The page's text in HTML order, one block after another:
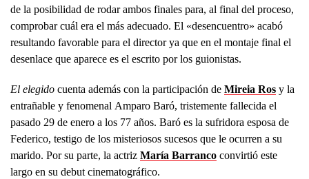
de la posibilidad de rodar ambos finales para, al final del proceso,
comprobar cuál era el más adecuado. El «desencuentro» acabó
resultando favorable para el director ya que en el montaje final el
desenlace que aparece es el escrito por los guionistas.
El elegido cuenta además con la participación de Mireia Ros y la
entrañable y fenomenal Amparo Baró, tristemente fallecida el
pasado 29 de enero a los 77 años. Baró es la sufridora esposa de
Federico, testigo de los misteriosos sucesos que le ocurren a su
marido. Por su parte, la actriz María Barranco convirtió este
largo en su debut cinematográfico.